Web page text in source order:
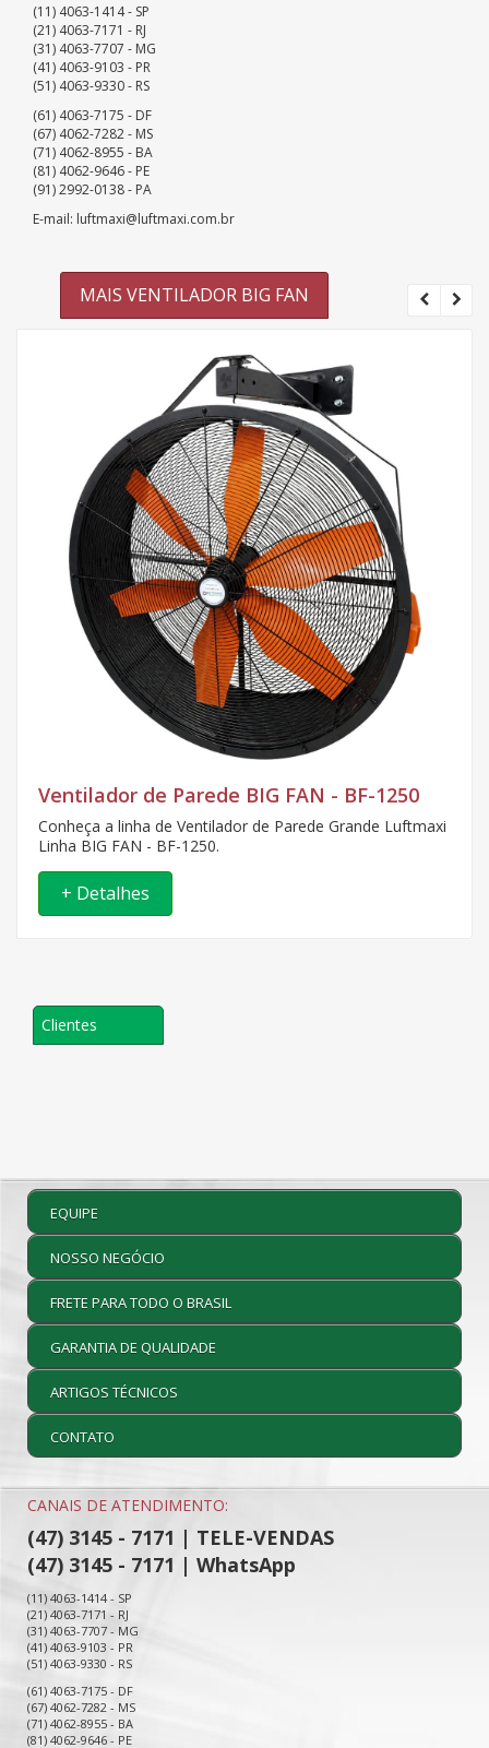
(11) 4063-1414 - SP
(21) 4063-7171 - RJ
(31) 4063-7707 - MG
(41) 4063-9103 - PR
(51) 4063-9330 - RS
(61) 4063-7175 - DF
(67) 4062-7282 - MS
(71) 4062-8955 - BA
(81) 4062-9646 - PE
(91) 2992-0138 - PA
E-mail: luftmaxi@luftmaxi.com.br
MAIS VENTILADOR BIG FAN
Ventilador de Parede BIG FAN - BF-1250
Conheça a linha de Ventilador de Parede Grande Luftmaxi
Linha BIG FAN - BF-1250.
+ Detalhes
Clientes
EQUIPE
NOSSO NEGÓCIO
FRETE PARA TODO O BRASIL
GARANTIA DE QUALIDADE
ARTIGOS TÉCNICOS
CONTATO
CANAIS DE ATENDIMENTO:
(47) 3145 - 7171 | TELE-VENDAS
(47) 3145 - 7171 | WhatsApp
(11) 4063-1414 - SP
(21) 4063-7171 - RJ
(31) 4063-7707 - MG
(41) 4063-9103 - PR
(51) 4063-9330 - RS
(61) 4063-7175 - DF
(67) 4062-7282 - MS
(71) 4062-8955 - BA
(81) 4062-9646 - PE